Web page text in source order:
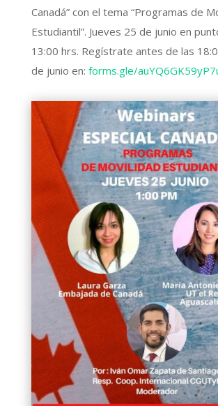
Canadá” con el tema “Programas de
Estudiantil”. Jueves 25 de junio en
13:00 hrs. Regístrate antes de las
de junio en: forms.gle/